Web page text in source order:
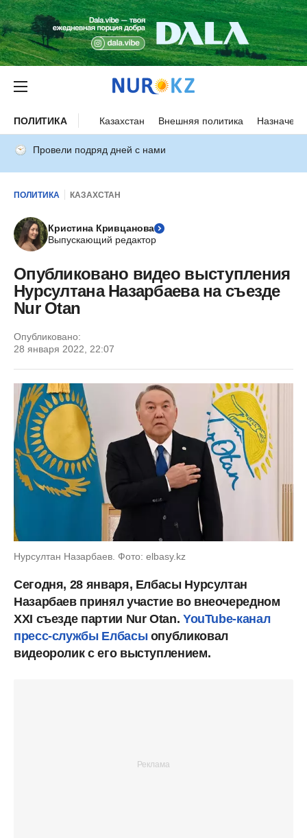
ПОЛИТИКА Казахстан Внешняя политика
Провели подряд дней с нами
ПОЛИТИКА КАЗАХСТАН
Кристина Кривцанова
Выпускающий редактор
Опубликовано видео выступления
Нурсултана Назарбаева на съезде
Nur Otan
Опубликовано:
28 января 2022, 22:07
Нурсултан Назарбаев. Фото: elbasy.kz
Сегодня, 28 января, Елбасы Нурсултан
Назарбаев принял участие во внеочередном
XXI съезде партии Nur Otan. YouTube-канал
пресс-службы Елбасыопубликовал
видеоролик с его выступлением.